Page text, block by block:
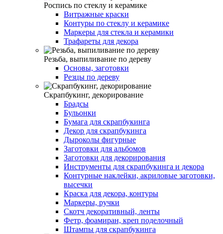
Роспись по стеклу и керамике
Витражные краски
Контуры по стеклу и керамике
Маркеры для стекла и керамики
Трафареты для декора
Резьба, выпиливание по дереву
Основы, заготовки
Резцы по дереву
Скрапбукинг, декорирование
Брадсы
Бульонки
Бумага для скрапбукинга
Декор для скрапбукинга
Дыроколы фигурные
Заготовки для альбомов
Заготовки для декорирования
Инструменты для скрапбукинга и декора
Контурные наклейки, акриловые заготовки,
высечки
Краска для декора, контуры
Маркеры, ручки
Скотч декоративный, ленты
Фетр, фоамиран, креп поделочный
Штампы для скрапбукинга